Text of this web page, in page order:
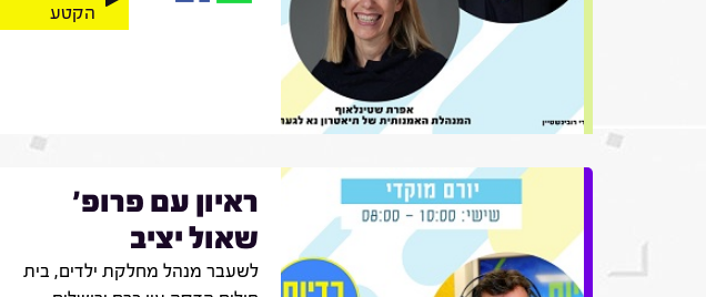
הקטע
ראיון עם פרופ'
שאול יציב
לשעבר מנהל מחלקת ילדים, בית